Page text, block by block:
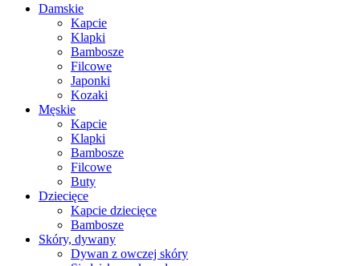
Damskie
Kapcie
Klapki
Bambosze
Filcowe
Japonki
Kozaki
Męskie
Kapcie
Klapki
Bambosze
Filcowe
Buty
Dziecięce
Kapcie dziecięce
Bambosze
Skóry, dywany
Dywan z owczej skóry